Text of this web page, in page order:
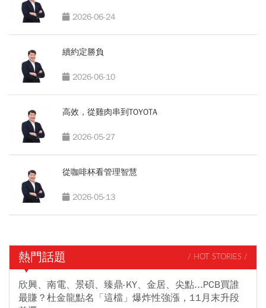
2026-06-24
續約定勝負
2026-06-10
高效，從雞肉串到TOYOTA
2026-05-27
從咖啡杯看管理智慧
2026-05-13
熱門話題 / HOT STORIES /
欣興、南電、景碩、臻鼎-KY、金居、尖點...PCB買誰
最賺？杜金龍點名「這檔」爆炸性強漲，11月末升段